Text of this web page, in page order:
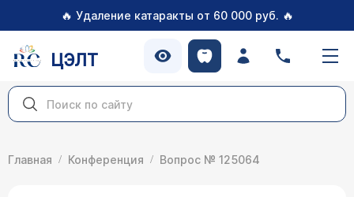
🔥 Удаление катаракты от 60 000 руб. 🔥
ЦЭЛТ
Главная Конференция Вопрос № 125064